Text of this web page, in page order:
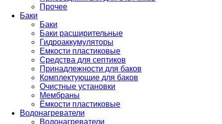
Прочее
Баки
Баки
Баки расширительные
Гидроаккумуляторы
Емкости пластиковые
Средства для септиков
Принадлежности для баков
Комплектующие для баков
Очистные установки
Мембраны
Ёмкости пластиковые
Водонагреватели
Водонагреватели